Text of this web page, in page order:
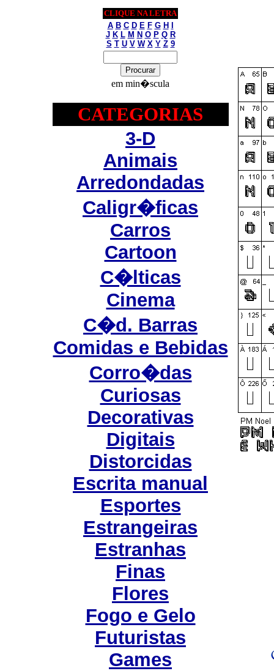
CLIQUE NA LETRA
A B C D E F G H
J K L M N O P Q R
S T U V W X Y Z 9
em min�scula
CATEGORIAS
3-D
Animais
Arredondadas
Caligr�ficas
Carros
Cartoon
C�lticas
Cinema
C�d. Barras
Comidas e Bebidas
Corro�das
Curiosas
Decorativas
Digitais
Distorcidas
Escrita manual
Esportes
Estrangeiras
Estranhas
Finas
Flores
Fogo e Gelo
Futuristas
Games